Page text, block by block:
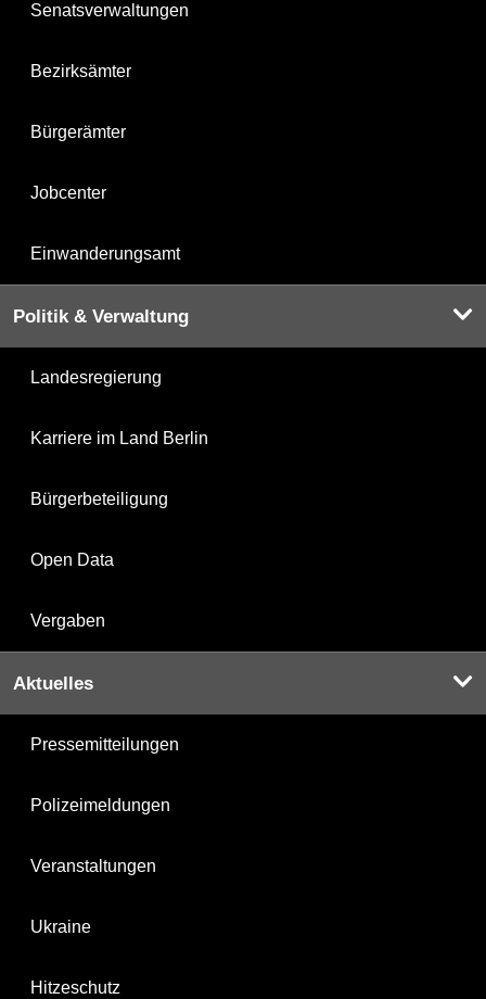
Senatsverwaltungen
Bezirksämter
Bürgerämter
Jobcenter
Einwanderungsamt
Politik & Verwaltung
Landesregierung
Karriere im Land Berlin
Bürgerbeteiligung
Open Data
Vergaben
Aktuelles
Pressemitteilungen
Polizeimeldungen
Veranstaltungen
Ukraine
Hitzeschutz